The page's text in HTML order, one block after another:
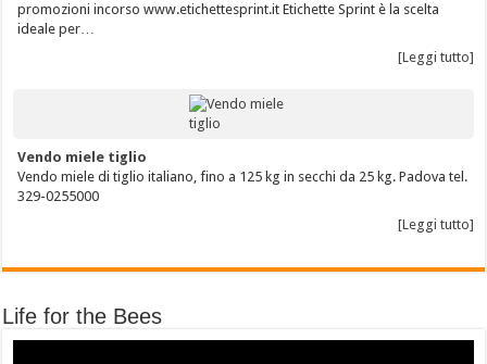
promozioni incorso www.etichettesprint.it Etichette Sprint è la scelta
ideale per…
[Leggi tutto]
Vendo miele tiglio
Vendo miele di tiglio italiano, fino a 125 kg in secchi da 25 kg. Padova tel.
329-0255000
[Leggi tutto]
Life for the Bees